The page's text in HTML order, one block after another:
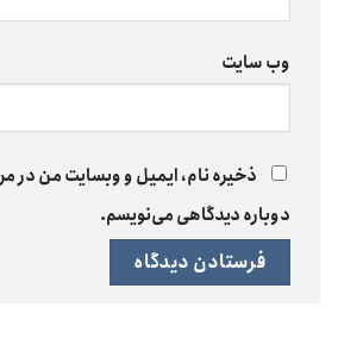
وب‌ سایت
ذخیره نام، ایمیل و وبسایت من در
دوباره دیدگاهی می‌نویسم.